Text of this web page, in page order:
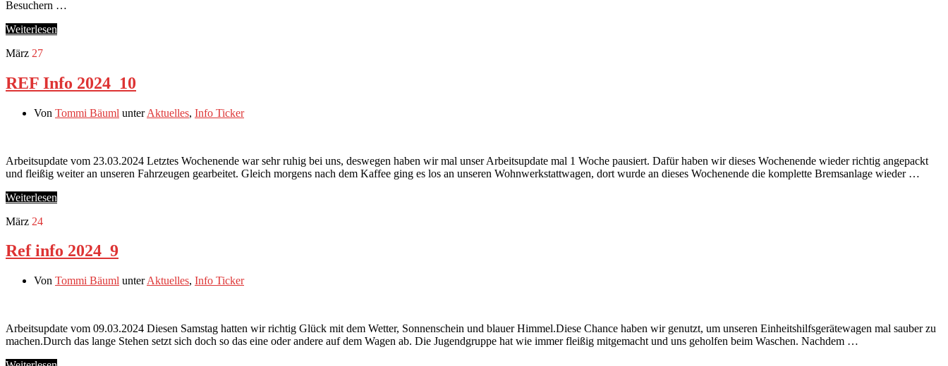
Besuchern …
Weiterlesen
März 27
REF Info 2024_10
Von Tommi Bäuml unterAktuelles, Info Ticker
Arbeitsupdate vom 23.03.2024 Letztes Wochenende war sehr ruhig bei uns, deswegen haben wir mal unser Arbeitsupdate mal 1 Woche pausiert. Dafür haben wir dieses Wochenende wieder richtig angepackt
und fleißig weiter an unseren Fahrzeugen gearbeitet. Gleich morgens nach dem Kaffee ging es los an unseren Wohnwerkstattwagen, dort wurde an dieses Wochenende die komplette Bremsanlage wieder …
Weiterlesen
März 24
Ref info 2024_9
Von Tommi Bäuml unterAktuelles, Info Ticker
Arbeitsupdate vom 09.03.2024 Diesen Samstag hatten wir richtig Glück mit dem Wetter, Sonnenschein und blauer Himmel.Diese Chance haben wir genutzt, um unseren Einheitshilfsgerätewagen mal sauber zu
machen.Durch das lange Stehen setzt sich doch so das eine oder andere auf dem Wagen ab. Die Jugendgruppe hat wie immer fleißig mitgemacht und uns geholfen beim Waschen. Nachdem …